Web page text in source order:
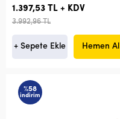
1.397,53 TL + KDV
3.992,96 TL
+ Sepete Ekle Hemen Al
%58
indirim